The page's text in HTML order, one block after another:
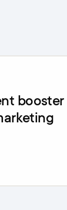
booster